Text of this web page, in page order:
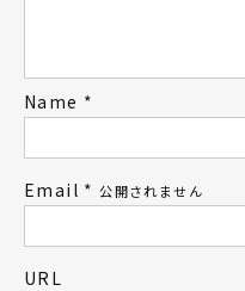
Name *
Email * 公開されません
URL